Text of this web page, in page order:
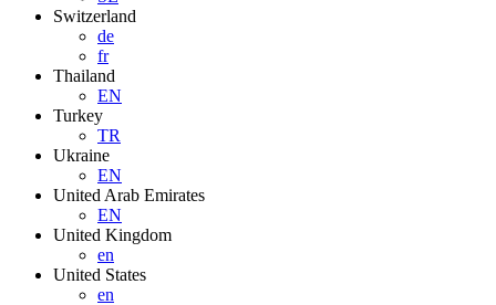
Switzerland
de
fr
Thailand
EN
Turkey
TR
Ukraine
EN
United Arab Emirates
EN
United Kingdom
en
United States
en